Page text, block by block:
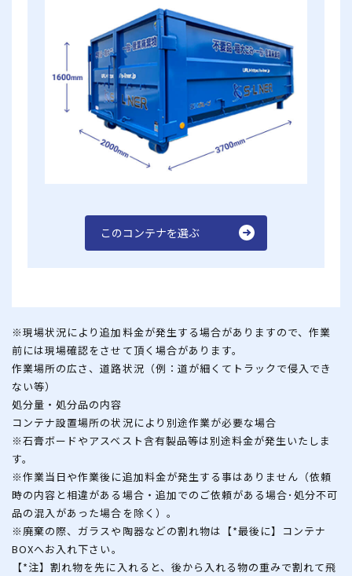
このコンテナを選ぶ
※現場状況により追加料金が発生する場合がありますので、作業
前には現場確認をさせて頂く場合があります。
作業場所の広さ、道路状況（例：道が細くてトラックで侵入でき
ない等）
処分量・処分品の内容
コンテナ設置場所の状況により別途作業が必要な場合
※石膏ボードやアスベスト含有製品等は別途料金が発生いたしま
す。
※作業当日や作業後に追加料金が発生する事はありません（依頼
時の内容と相違がある場合・追加でのご依頼がある場合･処分不可
品の混入があった場合を除く）。
※廃棄の際、ガラスや陶器などの割れ物は【*最後に】コンテナ
BOXへお入れ下さい。
【*注】割れ物を先に入れると、後から入れる物の重みで割れて飛